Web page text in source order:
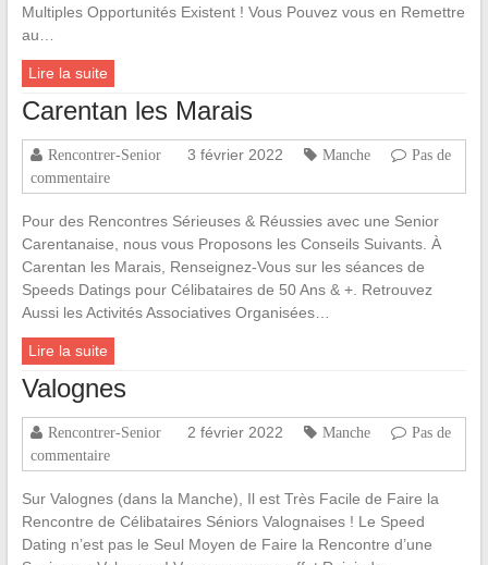
Multiples Opportunités Existent ! Vous Pouvez vous en Remettre
au…
Lire la suite
Carentan les Marais
Rencontrer-Senior 3 février 2022 Manche
Pas de
commentaire
Pour des Rencontres Sérieuses & Réussies avec une Senior
Carentanaise, nous vous Proposons les Conseils Suivants. À
Carentan les Marais, Renseignez-Vous sur les séances de
Speeds Datings pour Célibataires de 50 Ans & +. Retrouvez
Aussi les Activités Associatives Organisées…
Lire la suite
Valognes
Rencontrer-Senior 2 février 2022 Manche
Pas de
commentaire
Sur Valognes (dans la Manche), Il est Très Facile de Faire la
Rencontre de Célibataires Séniors Valognaises ! Le Speed
Dating n’est pas le Seul Moyen de Faire la Rencontre d’une